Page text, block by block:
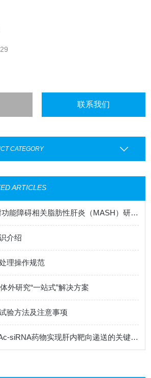
联系我们
CATEGORY
ARTICLES
原代肝细胞-代谢功能障碍相关脂肪性肝炎（MASH）研究的核心模型
介绍
理操作规范
外研究“一站式”解决方案
验方法及注意事项
ASGPR：GaINAc-siRNA药物实现肝内靶向递送的关键靶点